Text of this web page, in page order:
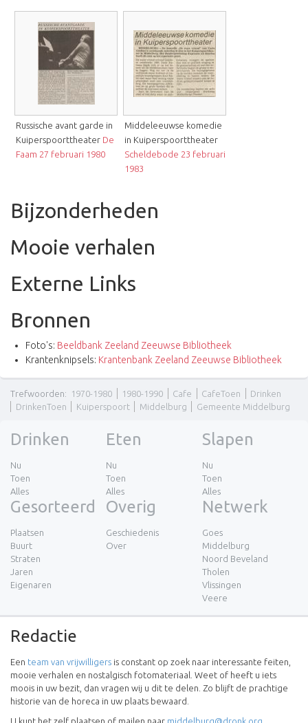
Russische avant garde in
Kuiperspoorttheater De
Faam 27 februari 1980
Middeleeuwse komedie
in Kuiperspoorttheater
Scheldebode 23 februari
1983
Bijzonderheden
Mooie verhalen
Externe Links
Bronnen
Foto's: Beeldbank Zeeland Zeeuwse Bibliotheek
Krantenknipsels: Krantenbank Zeeland Zeeuwse Bibliotheek
Trefwoorden: 1970-1980 1980-1990 Cafe CafeToen
Drinken
DrinkenToen
Kuiperspoort Middelburg Gemeente Middelburg
Drinken
Nu
Toen
Alles
Eten
Nu
Toen
Alles
Slapen
Nu
Toen
Alles
Gesorteerd
Plaatsen
Buurt
Straten
Jaren
Eigenaren
Overig
Geschiedenis
Over
Netwerk
Goes
Middelburg
Noord Beveland
Tholen
Vlissingen
Veere
Redactie
Een team van vrijwilligers is constant op zoek naar interessante feiten,
mooie verhalen en nostalgisch fotomateriaal. Weet of heeft u iets
moois in uw bezit, dan vragen wij u dit te delen. Zo blijft de prachtige
historie van de horeca in uw plaats bewaard.
U kunt het zelf plaatsen of mailen naar middelburg@dronk.org